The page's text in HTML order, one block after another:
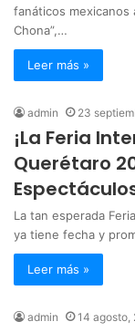
fanáticos mexicanos
Chona”,…
Leer más »
admin 23
¡La Feria
Querétaro
La tan esperada
ya tiene fecha y
Leer más »
admin 14 agosto,